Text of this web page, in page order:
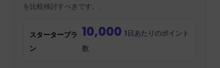
を比較検討すべきです。.
スタータープラ
ン
10,000 1日あたりのポイント
数